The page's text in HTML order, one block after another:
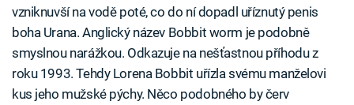
vzniknuvší na vodě poté, co do ní dopadl uříznutý penis
boha Urana. Anglický název Bobbit worm je podobně
smyslnou narážkou. Odkazuje na nešťastnou příhodu z
roku 1993. Tehdy Lorena Bobbit uřízla svému manželovi
kus jeho mužské pýchy. Něco podobného by červ